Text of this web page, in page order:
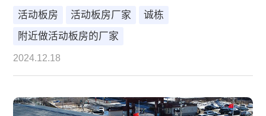
活动板房 活动板房厂家
诚栋
附近做活动板房的厂家
2024.12.18